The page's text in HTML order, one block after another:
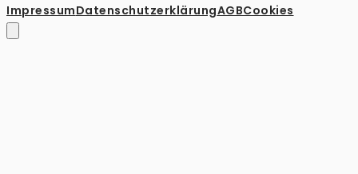
ImpressumDatenschutz­erklärungAGBCookies